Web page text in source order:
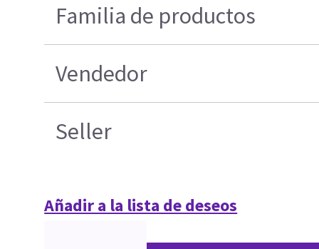
Familia de productos
Vendedor
Seller
Añadir a la lista de deseos